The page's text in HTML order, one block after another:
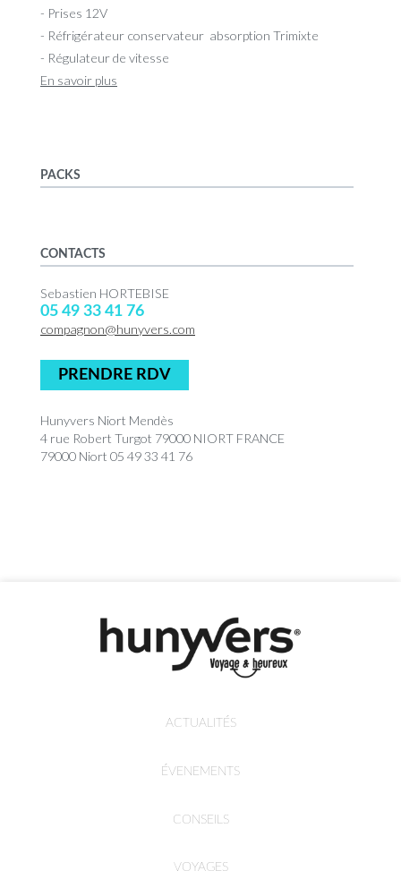
- Prises 12V
- Réfrigérateur conservateur absorption Trimixte
- Régulateur de vitesse
En savoir plus
PACKS
CONTACTS
Sebastien HORTEBISE
05 49 33 41 76
compagnon@hunyvers.com
PRENDRE RDV
Hunyvers Niort Mendès
4 rue Robert Turgot 79000 NIORT FRANCE
79000 Niort 05 49 33 41 76
ACTUALITÉS
ÉVENEMENTS
CONSEILS
VOYAGES